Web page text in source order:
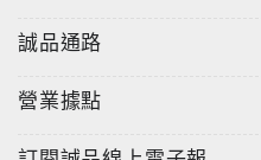
精采技法大揭密，驚異魔術
撲克牌、錢幣紙鈔、童軍
管……簡單工具，隨手取得
誠品通路
營業據點